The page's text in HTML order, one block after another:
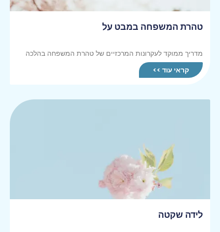
טהרת המשפחה במבט על
מדריך ממוקד לעקרונות המרכזיים של טהרת המשפחה בהלכה
קראי עוד >>
לידה שקטה